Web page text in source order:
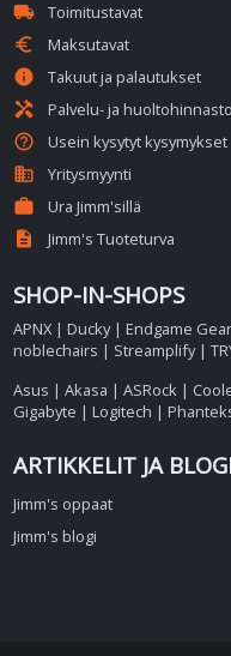
local_shipping
Toimitustavat
euro
Maksutavat
info
Takuut ja palautukset
handyman
Palvelu- ja huoltohinnasto
help_outline
Usein kysytyt kysymykset
business
Yritysmyynti
work
Ura Jimm'sillä
description
Jimm's Tuoteturva
SHOP-IN-SHOPS
APNX | Ducky| Endgame Gear
noblechairs | Streamplify|
Asus |Akasa |ASRock |
Gigabyte | Logitech |
ARTIKKELIT JA
Jimm's oppaat
Jimm's blogi